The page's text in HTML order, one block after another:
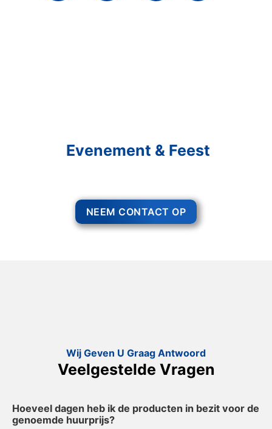
Evenement & Feest
NEEM CONTACT OP
Wij Geven U Graag Antwoord
Veelgestelde Vragen
Hoeveel dagen heb ik de producten in bezit voor de
genoemde huurprijs?